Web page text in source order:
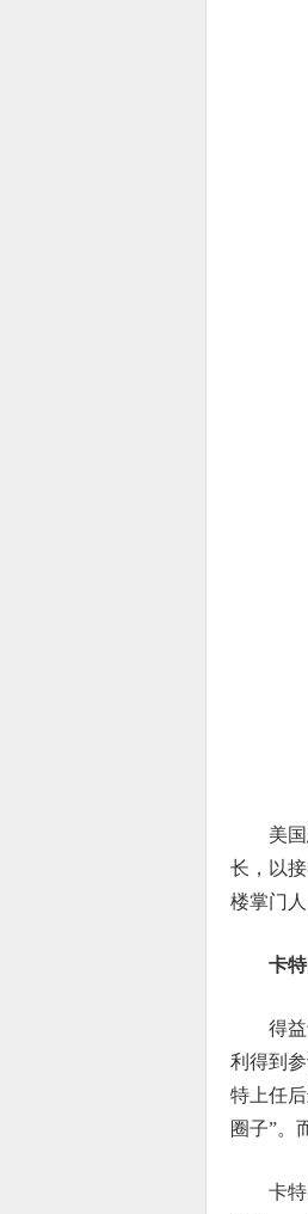
美
长，以
楼掌门人
卡
得
利得到
特上任
圈子”。
卡